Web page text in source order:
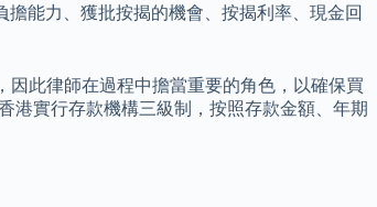
能力、獲批按揭的機會、按揭利率、現金回
此律師在過程中擔當重要的角色，以確保買
港實行存款機構三級制，按照存款金額、年期